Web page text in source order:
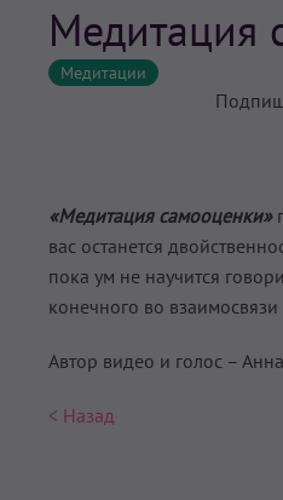
Медитация
Медитации
«Медитация самооценки»
вас останется
пока ум не научится
конечного во
Автор видео и голос –
< Назад